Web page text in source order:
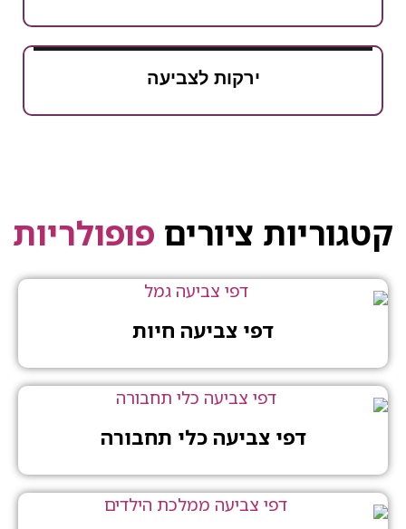
ירקות לצביעה
ציוריםפופולריות
דפי צביעה חיות
דפי צביעה כלי תחבורה